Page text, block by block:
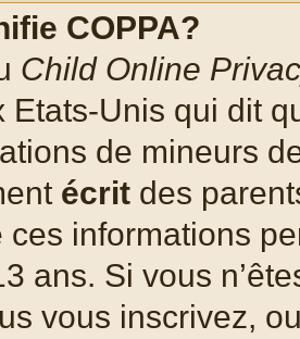
COPPA?
Child Online
Etats-Unis qui dit
de mineurs
écrit des
ces informations
ans. Si vous
vous inscrivez,